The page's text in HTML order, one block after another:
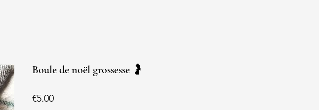
Boule de noël grossesse 🤰
€5.00Price